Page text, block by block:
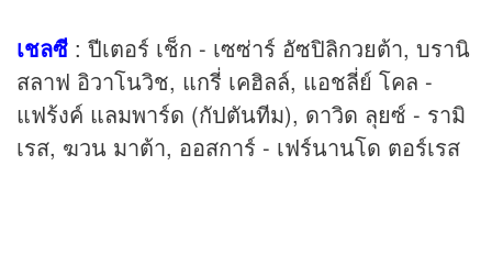
เชลซี : ปีเตอร์ เช็ก - เซซ่าร์ อัซปิลิกวยต้า, บรานิ
สลาฟ อิวาโนวิช, แกรี่ เคฮิลล์, แอชลี่ย์ โคล -
แฟร้งค์ แลมพาร์ด (กัปตันทีม), ดาวิด ลุยซ์ - รามิ
เรส, ฆวน มาต้า, ออสการ์ - เฟร์นานโด ตอร์เรส